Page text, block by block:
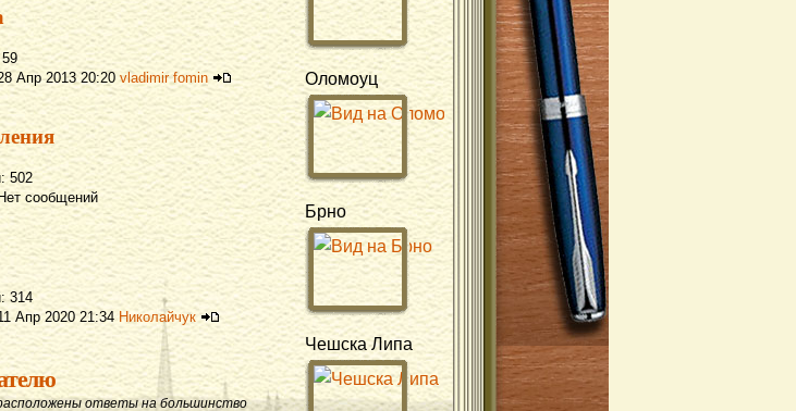
Апр 2013 20:20 vladimir fomin
сообщений
Апр 2020 21:34 Николайчук
ответы на большинство
Оломоуц
Брно
Чешска Липа